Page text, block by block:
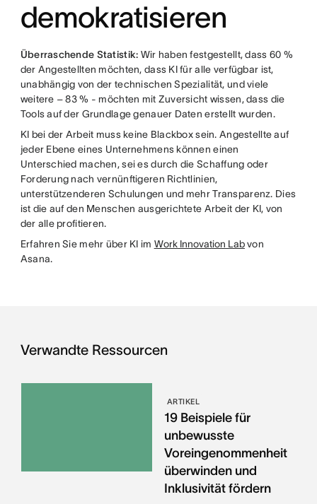
demokratisieren
Überraschende Statistik: Wir haben festgestellt, dass 60 %
der Angestellten möchten, dass KI für alle verfügbar ist,
unabhängig von der technischen Spezialität, und viele
weitere – 83 % - möchten mit Zuversicht wissen, dass die
Tools auf der Grundlage genauer Daten erstellt wurden.
KI bei der Arbeit muss keine Blackbox sein. Angestellte auf
jeder Ebene eines Unternehmens können einen
Unterschied machen, sei es durch die Schaffung oder
Forderung nach vernünftigeren Richtlinien,
unterstützenderen Schulungen und mehr Transparenz. Dies
ist die auf den Menschen ausgerichtete Arbeit der KI, von
der alle profitieren.
Erfahren Sie mehr über KI im Work Innovation Labvon
Asana.
Verwandte Ressourcen
ARTIKEL
19 Beispiele für
unbewusste
Voreingenommenheit
überwinden und
Inklusivität fördern